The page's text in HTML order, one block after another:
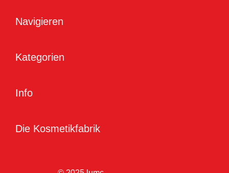
Navigieren
Kategorien
Info
Die Kosmetikfabrik